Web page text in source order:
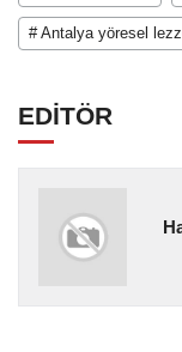
# Antalya yöresel
EDİTÖR